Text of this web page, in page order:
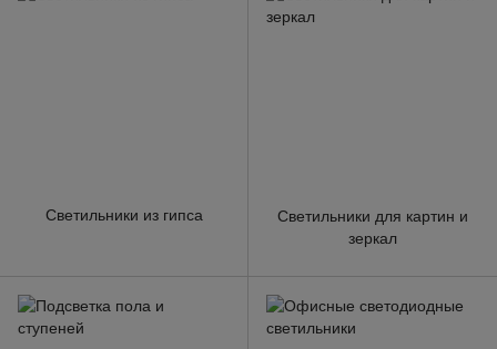
Светильники из гипса
Светильники для картин и
зеркал